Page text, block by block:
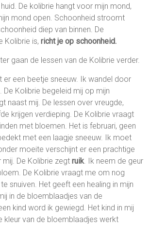
De kolibrie hangt voor mijn mond,
mond open. Schoonheid stroomt
diep van binnen. De
Kolibrie is,richt je op schoonheid.
gaan de lessen van de Kolibrie verder.
er een beetje sneeuw. Ik wandel door
De Kolibrie begeleid mij op mijn
naast mij. De lessen over vreugde,
krijgen verdieping. De Kolibrie vraagt
met bloemen. Het is februari, geen
met een laagje sneeuw. Ik moet
moeite verschijnt er een prachtige
De Kolibrie zegtruik. Ik neem de geur
De Kolibrie vraagt me om nog
snuiven. Het geeft een healing in mijn
in de bloemblaadjes van de
kind word ik gewiegd. Het kind in mij
kleur van de bloemblaadjes werkt